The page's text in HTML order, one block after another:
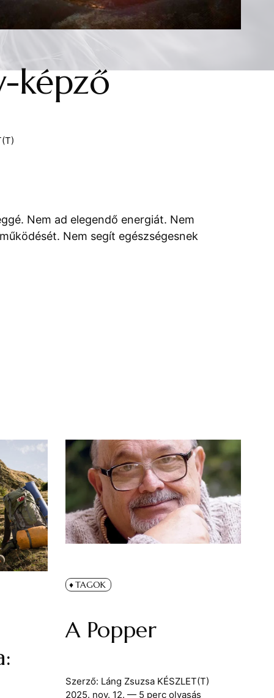
képző
Nem ad elegendő energiát. Nem
Nem segít egészségesnek
TAGOK
A Popper
Szerző: Láng Zsuzsa KÉSZLET(T)
2025. nov. 12. — 5 perc olvasás